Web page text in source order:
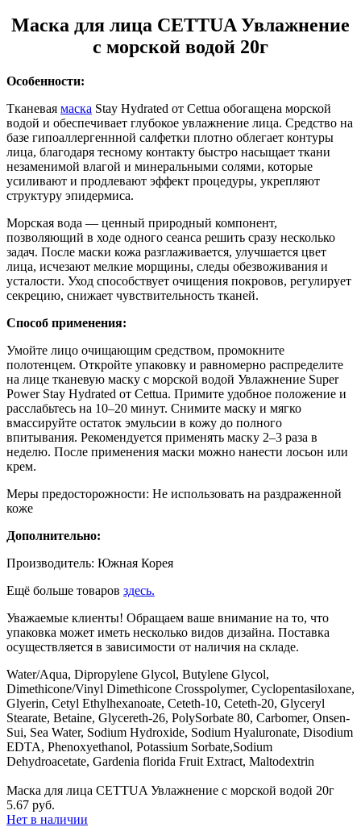
Маска для лица CETTUA Увлажнение
с морской водой 20г
Особенности:
Тканевая маска Stay Hydrated от Cettua обогащена морской
водой и обеспечивает глубокое увлажнение лица. Средство на
базе гипоаллергеннной салфетки плотно облегает контуры
лица, благодаря тесному контакту быстро насыщает ткани
незаменимой влагой и минеральными солями, которые
усиливают и продлевают эффект процедуры, укрепляют
структуру эпидермиса.
Морская вода — ценный природный компонент,
позволяющий в ходе одного сеанса решить сразу несколько
задач. После маски кожа разглаживается, улучшается цвет
лица, исчезают мелкие морщины, следы обезвоживания и
усталости. Уход способствует очищения покровов, регулирует
секрецию, снижает чувствительность тканей.
Способ применения:
Умойте лицо очищающим средством, промокните
полотенцем. Откройте упаковку и равномерно распределите
на лице тканевую маску с морской водой Увлажнение Super
Power Stay Hydrated от Cettua. Примите удобное положение и
расслабьтесь на 10–20 минут. Снимите маску и мягко
вмассируйте остаток эмульсии в кожу до полного
впитывания. Рекомендуется применять маску 2–3 раза в
неделю. После применения маски можно нанести лосьон или
крем.
Меры предосторожности: Не использовать на раздраженной
коже
Дополнительно:
Производитель: Южная Корея
Ещё больше товаров здесь.
Уважаемые клиенты! Обращаем ваше внимание на то, что
упаковка может иметь несколько видов дизайна. Поставка
осуществляется в зависимости от наличия на складе.
Water/Aqua, Dipropylene Glycol, Butylene Glycol,
Dimethicone/Vinyl Dimethicone Crosspolymer, Cyclopentasiloxane,
Glyerin, Cetyl Ethylhexanoate, Ceteth-10, Ceteth-20, Glyceryl
Stearate, Betaine, Glycereth-26, PolySorbate 80, Carbomer, Onsen-
Sui, Sea Water, Sodium Hydroxide, Sodium Hyaluronate, Disodium
EDTA, Phenoxyethanol, Potassium Sorbate,Sodium
Dehydroacetate, Gardenia florida Fruit Extract, Maltodextrin
Маска для лица CETTUA Увлажнение с морской водой 20г
5.67 руб.
Нет в наличии